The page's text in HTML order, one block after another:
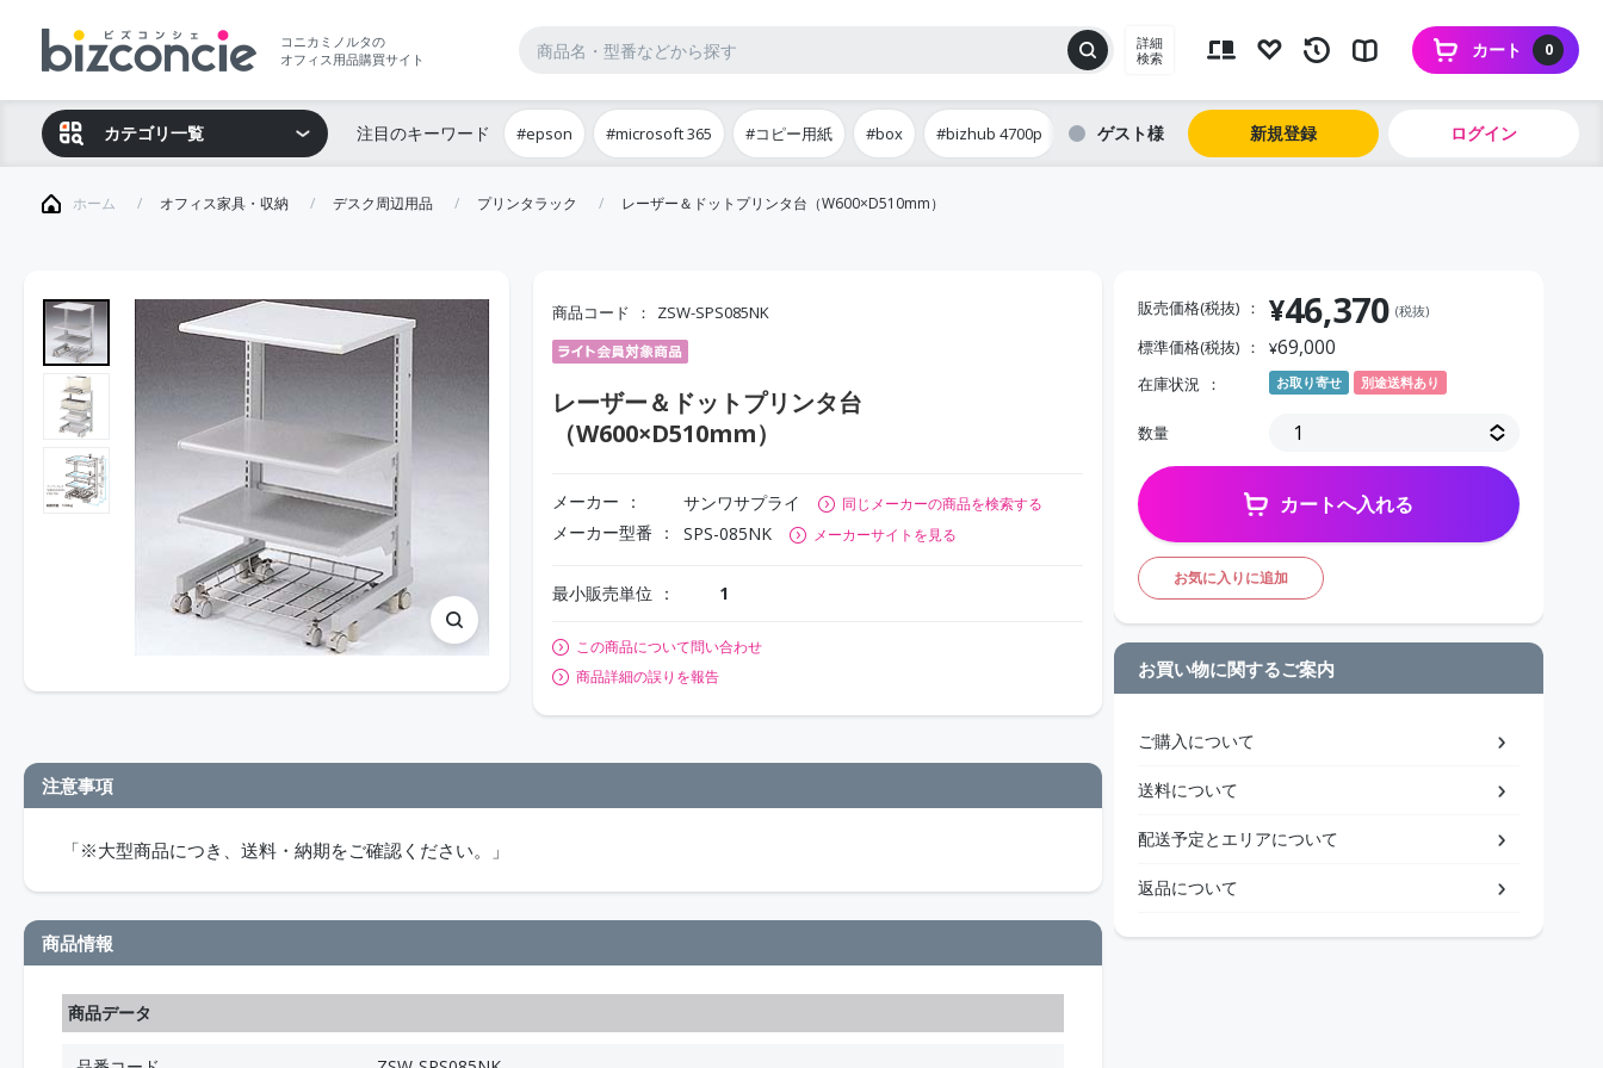
コニカミノルタの
オフィス用品購買サイト
詳細
検索
0
カート
カテゴリ一覧 注目のキーワード #epson #microsoft 365 #コピー用紙 #box #bizhub 4700p ゲスト 新規登録 ログイン
ホーム オフィス家具・収納 デスク周辺用品 プリンタラック レーザー＆ドットプリンタ台（W600×D510mm）
商品コード ZSW-SPS085NK
レーザー＆ドットプリンタ台
（W600×D510mm）
メーカー サンワサプライ 同じメーカーの商品を検索する
メーカー型番 SPS-085NK メーカーサイトを見る
最小販売単位 1
この商品について問い合わせ
商品詳細の誤りを報告
注意事項
「※大型商品につき、送料・納期をご確認ください。」
商品情報
商品データ
販売価格(税抜) ¥46,370 (税抜)
標準価格(税抜) ¥69,000
在庫状況 お取り寄せ 別途送料あり
数量
カートへ入れる
お気に入りに追加
お買い物に関するご案内
ご購入について
送料について
配送予定とエリアについて
返品について